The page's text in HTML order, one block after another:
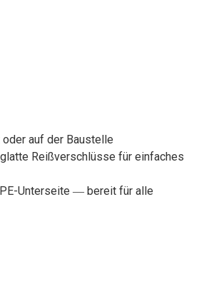
auf der Baustelle
Reißverschlüsse für einfaches
Unterseite ― bereit für alle